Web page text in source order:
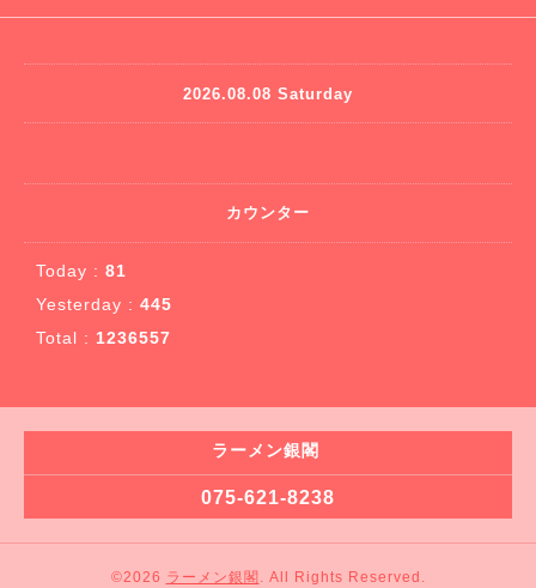
2026.08.08 Saturday
カウンター
Today : 81
Yesterday : 445
Total : 1236557
ラーメン銀閣
075-621-8238
©2026 ラーメン銀閣 . All Rights Reserved.